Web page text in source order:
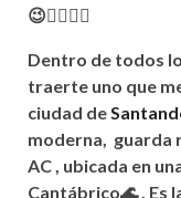
😉🚶‍♀️🚶‍♂️
Dentro de todos
traerte uno que
ciudad de
moderna, guarda
AC , ubicada en
Cantábrico🌊 . Es